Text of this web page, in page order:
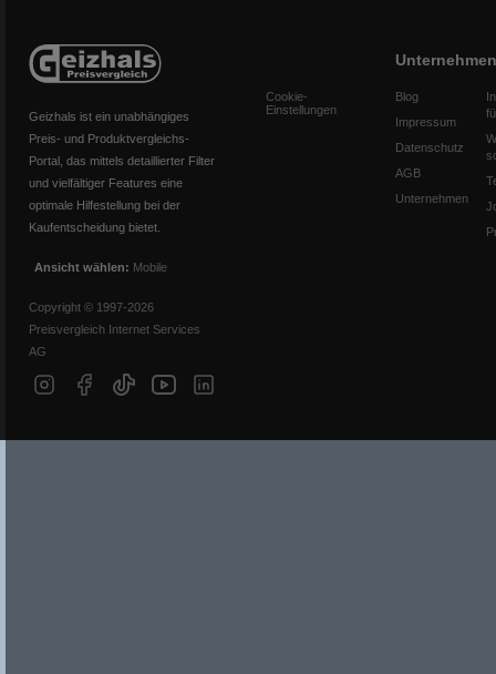
Geizhals ist ein unabhängiges
Preis- und Produktvergleichs-
Portal, das mittels detaillierter Filter
und vielfältiger Features eine
optimale Hilfestellung bei der
Kaufentscheidung bietet.
Ansicht wählen: Mobile
Copyright © 1997-2026
Preisvergleich Internet Services
AG
Cookie-
Einstellungen
Unternehmen
Blog
Impressum
Datenschutz
AGB
Unternehmen